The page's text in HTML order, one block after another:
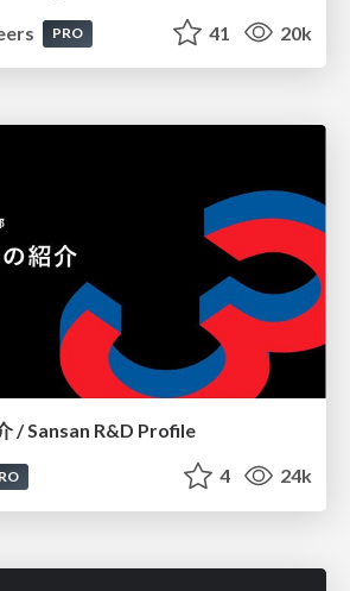
PRO 41 20k
/ Sansan R&D Profile
4 24k